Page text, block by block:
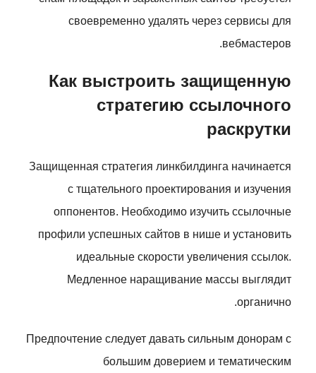
своевременно удалять через сервисы для
вебмастеров.
Как выстроить защищенную
стратегию ссылочного
раскрутки
Защищенная стратегия линкбилдинга начинается
с тщательного проектирования и изучения
оппонентов. Необходимо изучить ссылочные
профили успешных сайтов в нише и установить
идеальные скорости увеличения ссылок.
Медленное наращивание массы выглядит
органично.
Предпочтение следует давать сильным донорам с
большим доверием и тематическим